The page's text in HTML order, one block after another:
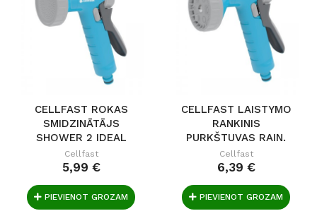
CELLFAST ROKAS
SMIDZINĀTĀJS
SHOWER 2 IDEAL
Cellfast
5,99 €
PIEVIENOT GROZAM
CELLFAST LAISTYMO
RANKINIS
PURKŠTUVAS RAIN.
6...
Cellfast
6,39 €
PIEVIENOT GROZAM